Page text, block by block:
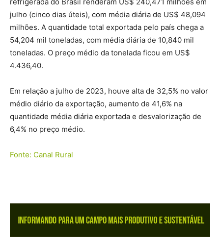
julho (cinco dias úteis), com média diária de US$ 48,094
milhões. A quantidade total exportada pelo país chega a
54,204 mil toneladas, com média diária de 10,840 mil
toneladas. O preço médio da tonelada ficou em US$
4.436,40.
Em relação a julho de 2023, houve alta de 32,5% no valor
médio diário da exportação, aumento de 41,6% na
quantidade média diária exportada e desvalorização de
6,4% no preço médio.
Fonte: Canal Rural